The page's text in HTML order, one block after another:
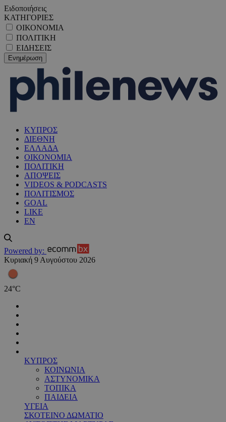
Ειδοποιήσεις
ΚΑΤΗΓΟΡΙΕΣ
ΟΙΚΟΝΟΜΙΑ
ΠΟΛΙΤΙΚΗ
ΕΙΔΗΣΕΙΣ
ΚΥΠΡΟΣ
ΔΙΕΘΝΗ
ΕΛΛΑΔΑ
ΟΙΚΟΝΟΜΙΑ
ΠΟΛΙΤΙΚΗ
ΑΠΟΨΕΙΣ
VIDEOS & PODCASTS
ΠΟΛΙΤΙΣΜΟΣ
GOAL
LIKE
EN
Powered by:
Κυριακή 9 Αυγούστου 2026
24°C
ΚΥΠΡΟΣ
ΚΟΙΝΩΝΙΑ
ΑΣΤΥΝΟΜΙΚΑ
ΤΟΠΙΚΑ
ΠΑΙΔΕΙΑ
ΥΓΕΙΑ
ΣΚΟΤΕΙΝΟ ΔΩΜΑΤΙΟ